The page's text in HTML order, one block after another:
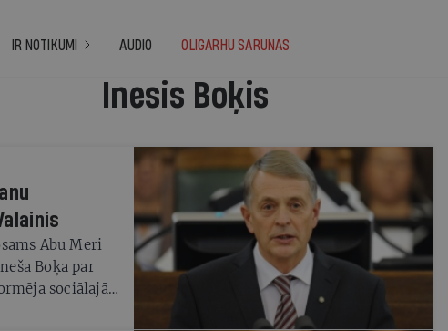
IR NOTIKUMI AUDIO OLIGARHU SARUNAS
Inesis Boķis
Abu Meri
Boķa par
sociālajā